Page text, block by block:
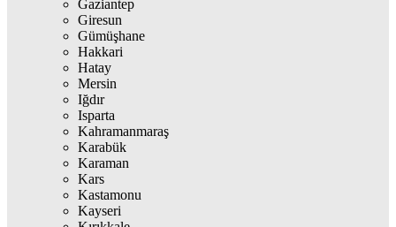
Gaziantep
Giresun
Gümüşhane
Hakkari
Hatay
Mersin
Iğdır
Isparta
Kahramanmaraş
Karabük
Karaman
Kars
Kastamonu
Kayseri